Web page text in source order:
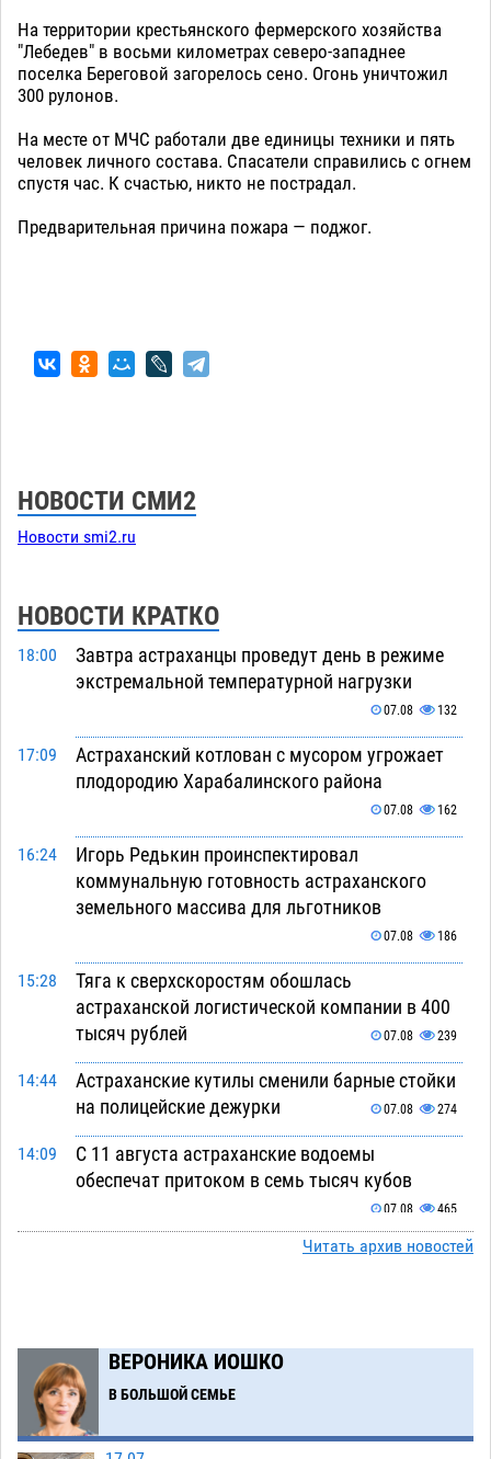
На территории крестьянского фермерского хозяйства
"Лебедев" в восьми километрах северо-западнее
поселка Береговой загорелось сено. Огонь уничтожил
300 рулонов.
На месте от МЧС работали две единицы техники и пять
человек личного состава. Спасатели справились с огнем
спустя час. К счастью, никто не пострадал.
Предварительная причина пожара — поджог.
НОВОСТИ СМИ2
Новости smi2.ru
НОВОСТИ КРАТКО
18:00
Завтра астраханцы проведут день в режиме
экстремальной температурной нагрузки
07.08 132
17:09
Астраханский котлован с мусором угрожает
плодородию Харабалинского района
07.08 162
16:24
Игорь Редькин проинспектировал
коммунальную готовность астраханского
земельного массива для льготников
07.08 186
15:28
Тяга к сверхскоростям обошлась
астраханской логистической компании в 400
тысяч рублей
07.08 239
14:44
Астраханские кутилы сменили барные стойки
на полицейские дежурки
07.08 274
14:09
С 11 августа астраханские водоемы
обеспечат притоком в семь тысяч кубов
07.08 465
Астраханский аэропорт попробует отбиться
помойку
11:58
В Астрахани подросток угнал мотоцикл и
похитил чужие мобильник с банковскими
картами
Читать архив новостей
ВЕРОНИКА ИОШКО
В БОЛЬШОЙ СЕМЬЕ